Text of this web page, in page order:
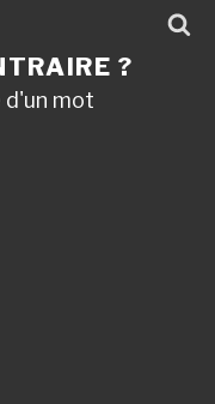
?
d'un mot